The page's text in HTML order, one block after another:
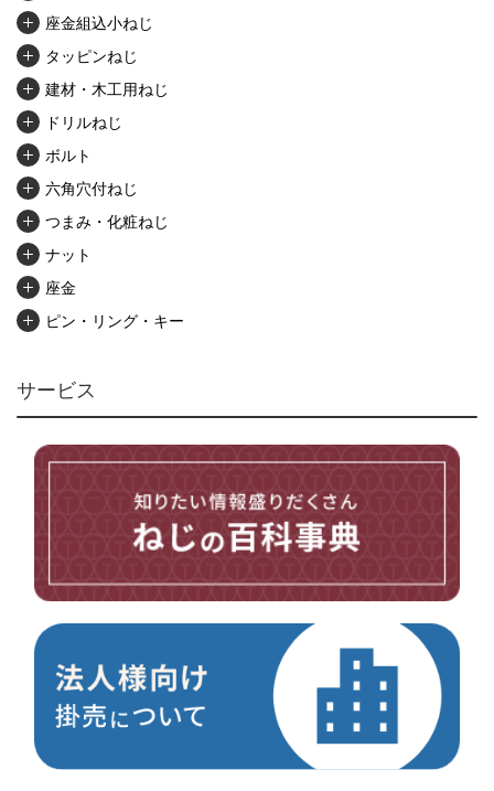
座金組込小ねじ
タッピンねじ
建材・木工用ねじ
ドリルねじ
ボルト
六角穴付ねじ
つまみ・化粧ねじ
ナット
座金
ピン・リング・キー
アンカー・プラグ
ユニファイねじ
その他ねじ
電材・設備
切削工具
サービス